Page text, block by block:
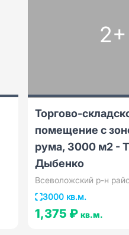
2+
Торгово-
помещение с
рума, 3000 м2 -
Дыбенко
Всеволожский р-н
3000 кв.м.
1,375 ₽ кв.м.